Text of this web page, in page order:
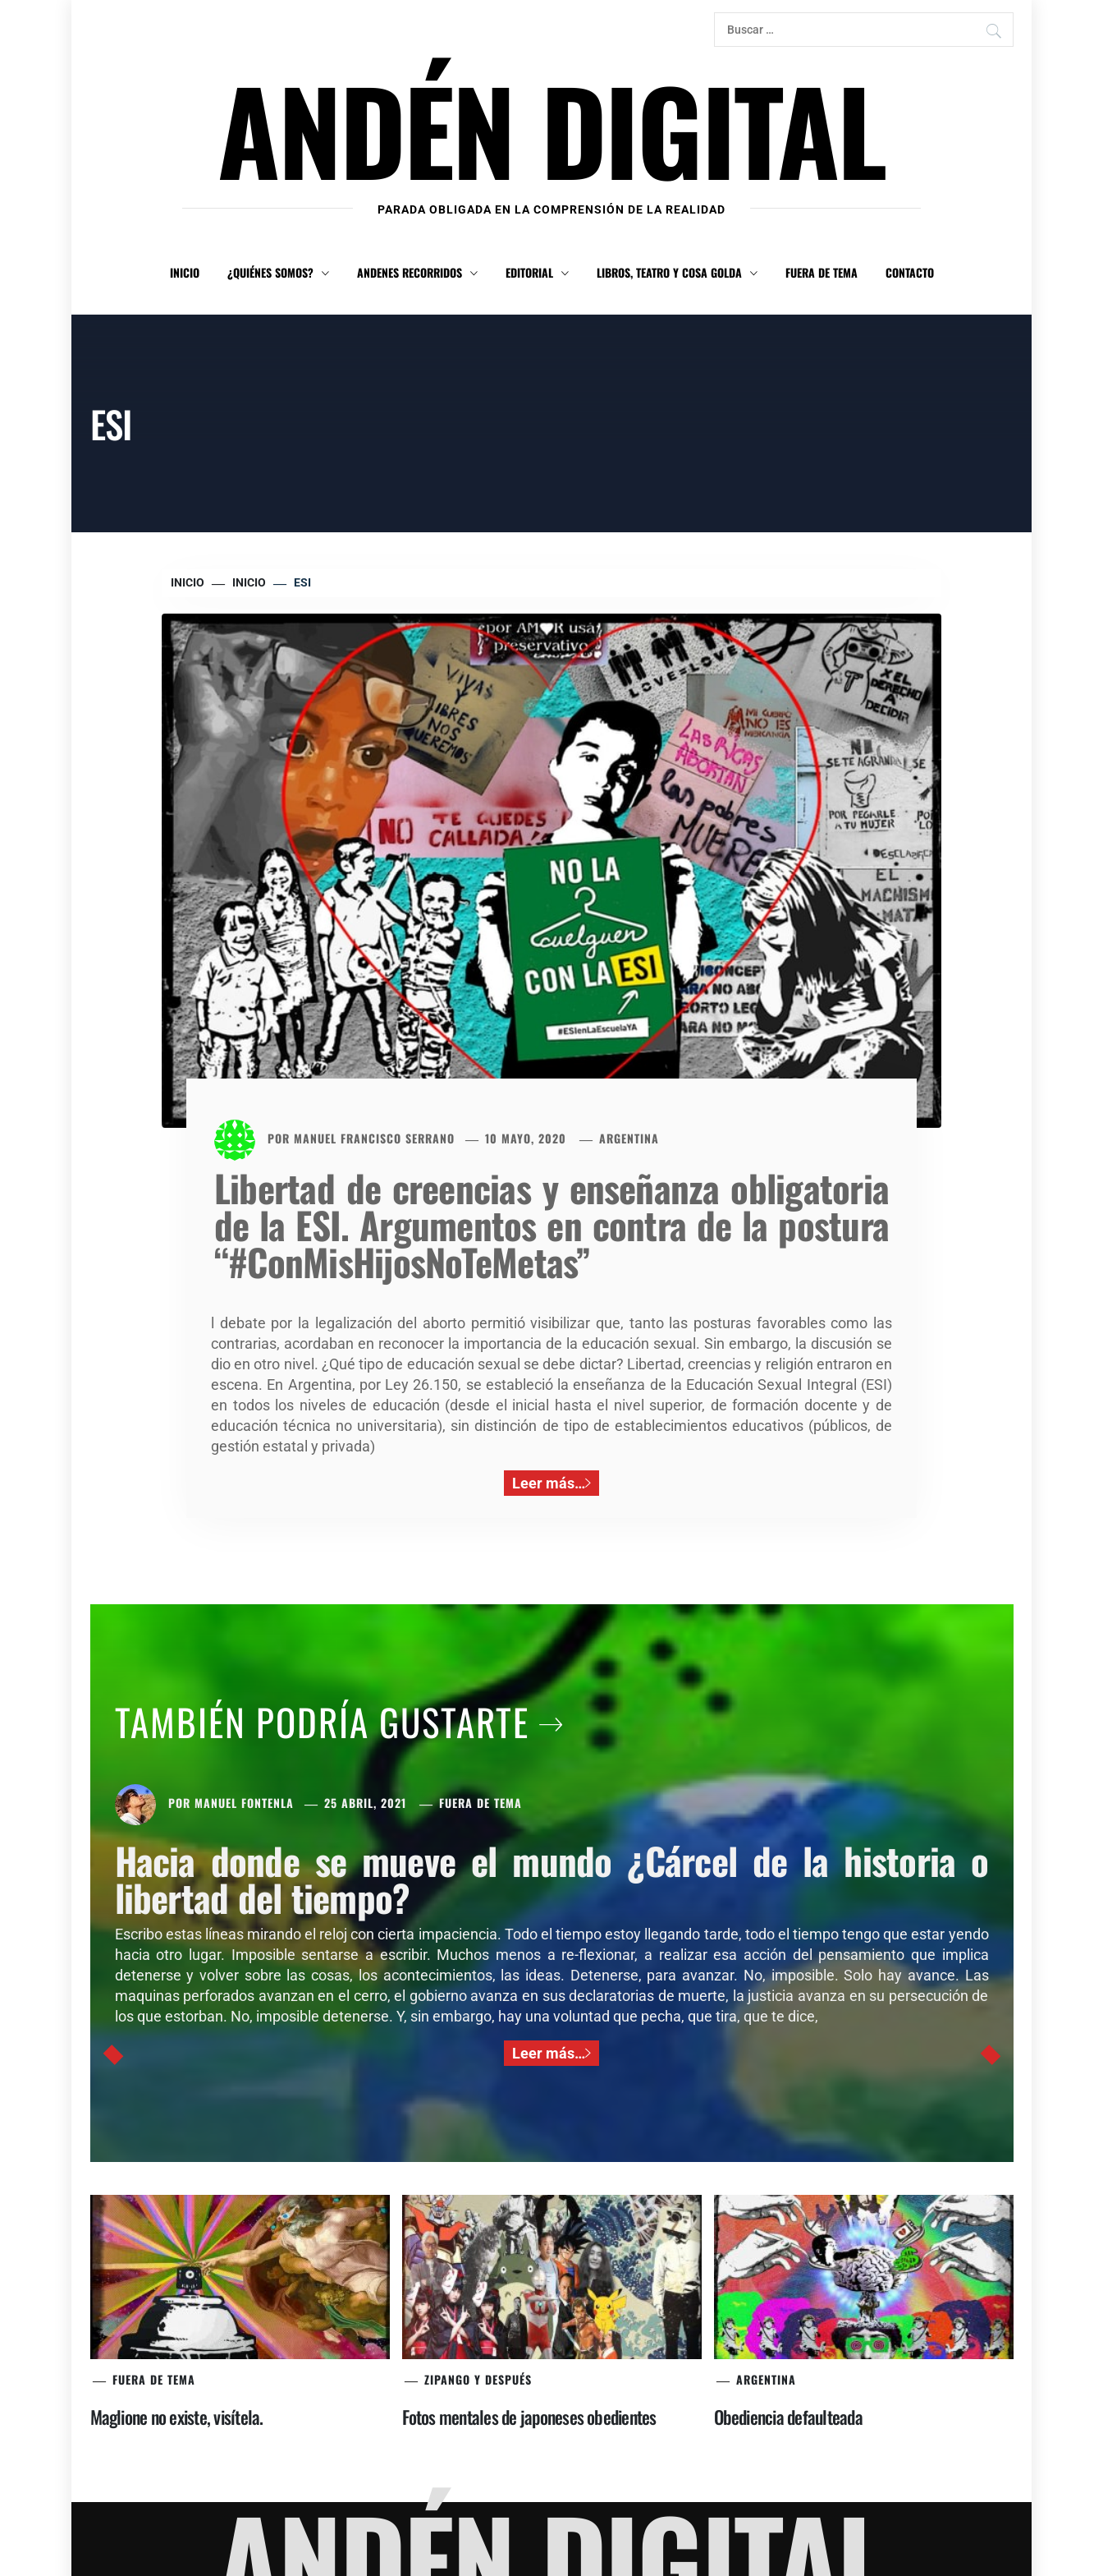
Buscar:
ANDÉN DIGITAL
PARADA OBLIGADA EN LA COMPRENSIÓN DE LA REALIDAD
INICIO ¿QUIÉNES SOMOS? ANDENES RECORRIDOS EDITORIAL LIBROS, TEATRO Y COSA GOLDA FUERA DE TEMA CONTACTO
ESI
INICIO INICIO ESI
POR MANUEL FRANCISCO SERRANO 10 MAYO, 2020 ARGENTINA
Libertad de creencias y enseñanza obligatoria
de la ESI. Argumentos en contra de la postura
“#ConMisHijosNoTeMetas”
l debate por la legalización del aborto permitió visibilizar que, tanto las posturas favorables como las
contrarias, acordaban en reconocer la importancia de la educación sexual. Sin embargo, la discusión se
dio en otro nivel. ¿Qué tipo de educación sexual se debe dictar? Libertad, creencias y religión entraron en
escena. En Argentina, por Ley 26.150, se estableció la enseñanza de la Educación Sexual Integral (ESI)
en todos los niveles de educación (desde el inicial hasta el nivel superior, de formación docente y de
educación técnica no universitaria), sin distinción de tipo de establecimientos educativos (públicos, de
gestión estatal y privada)
Leer más…
TAMBIÉN PODRÍA GUSTARTE
POR MANUEL FONTENLA 25 ABRIL, 2021 FUERA DE TEMA
Hacia donde se mueve el mundo ¿Cárcel de la historia o
libertad del tiempo?
Escribo estas líneas mirando el reloj con cierta impaciencia. Todo el tiempo estoy llegando tarde, todo el tiempo tengo que estar yendo
hacia otro lugar. Imposible sentarse a escribir. Muchos menos a re-flexionar, a realizar esa acción del pensamiento que implica
detenerse y volver sobre las cosas, los acontecimientos, las ideas. Detenerse, para avanzar. No, imposible. Solo hay avance. Las
maquinas perforados avanzan en el cerro, el gobierno avanza en sus declaratorias de muerte, la justicia avanza en su persecución de
los que estorban. No, imposible detenerse. Y, sin embargo, hay una voluntad que pecha, que tira, que te dice,
Leer más…
FUERA DE TEMA
Maglione no existe, visítela.
ZIPANGO Y DESPUÉS
Fotos mentales de japoneses obedientes
ARGENTINA
Obediencia defaulteada